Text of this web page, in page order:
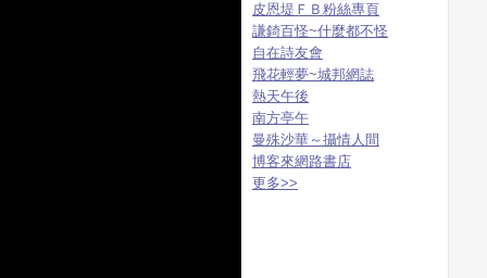
皮恩堤ＦＢ粉絲專頁
謙錡百怪~什麼都不怪
自在詩友會
飛花輕夢~城邦網誌
熱天午後
南方亭午
曼殊沙華～攝情人間
博客來網路書店
更多>>